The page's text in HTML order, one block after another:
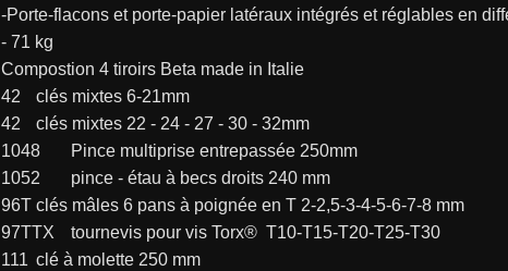
-Porte-flacons et porte-papier latéraux intégrés et réglables en
- 71 kg
Compostion 4 tiroirs Beta made in Italie
42	clés mixtes 6-21mm
42	clés mixtes 22 - 24 - 27 - 30 - 32mm
1048	Pince multiprise entrepassée 250mm
1052	pince - étau à becs droits 240 mm
96T	clés mâles 6 pans à poignée en T 2-2,5-3-4-5-6-7-8 mm
97TTX	tournevis pour vis Torx®  T10-T15-T20-T25-T30
111	clé à molette 250 mm